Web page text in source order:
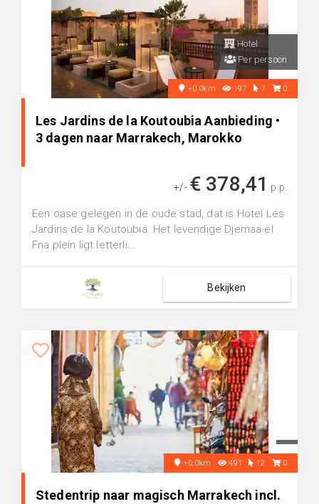
Hotel
Per persoon
+0.0km 197 7 0
Les Jardins de la Koutoubia Aanbieding •
3 dagen naar Marrakech, Marokko
+/- € 378,41 p.p.
Een oase gelegen in de oude stad, dat is Hotel Les
Jardins de la Koutoubia. Het levendige Djemaa el
Fna plein ligt letterli...
Bekijken
+0.0km 491 12 0
Stedentrip naar magisch Marrakech incl.